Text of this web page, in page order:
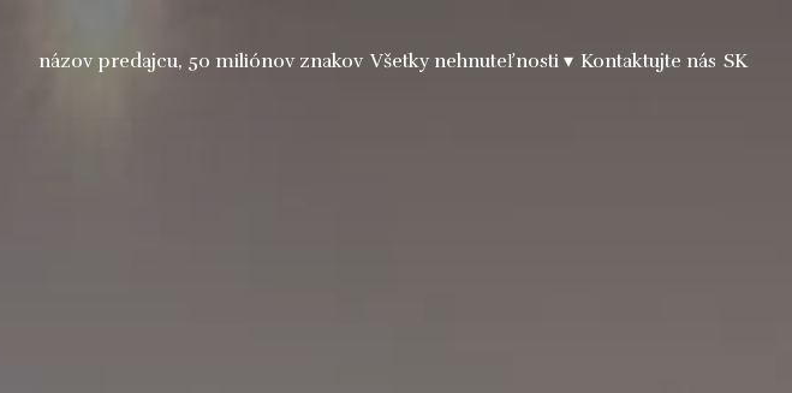
názov predajcu, 50 miliónov znakov Všetky nehnuteľnosti ▾ Kontaktujte nás SK